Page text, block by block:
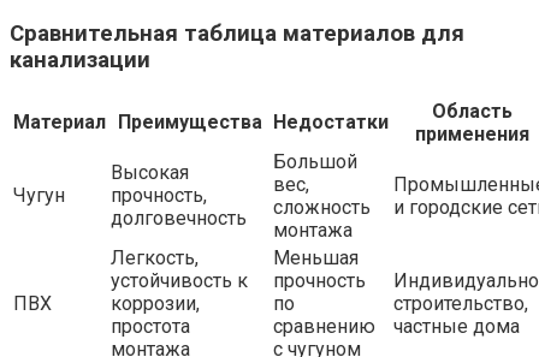
Сравнительная таблица материалов для
канализации
Материал Преимущества Недостатки
Область
применения
Чугун
Высокая
прочность,
долговечность
Большой
вес,
сложность
монтажа
и городские
ПВХ
Легкость,
устойчивость к
коррозии,
простота
монтажа
Меньшая
прочность
по
сравнению
с чугуном
строительство,
частные дома